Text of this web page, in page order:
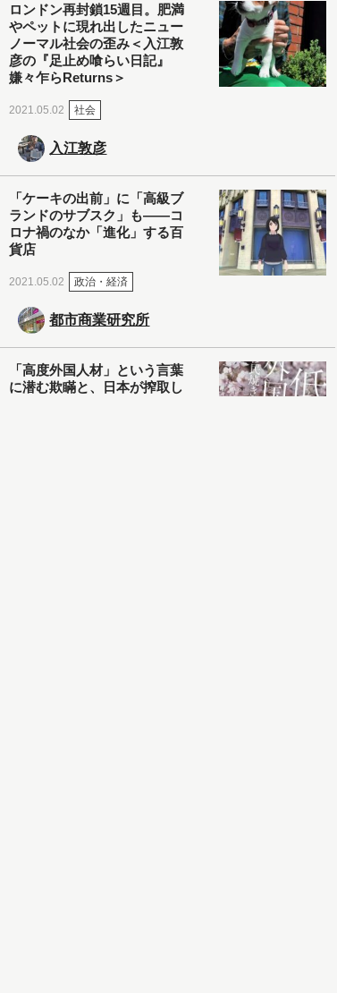
ロンドン再封鎖15週目。肥満
やペットに現れ出したニュー
ノーマル社会の歪み＜入江敦
彦の『足止め喰らい日記』
嫌々乍らReturns＞
2021.05.02 社会
入江敦彦
「ケーキの出前」に「高級ブ
ランドのサブスク」も――コ
ロナ禍のなか「進化」する百
貨店
2021.05.02 政治・経済
都市商業研究所
「高度外国人材」という言葉
に潜む欺瞞と、日本が搾取し